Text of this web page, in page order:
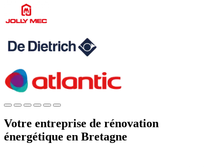
Votre entreprise de rénovation
énergétique en Bretagne